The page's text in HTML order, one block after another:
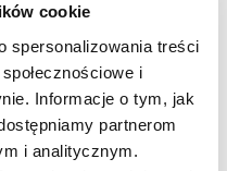
cookie
spersonalizowania treści
i
Informacje o tym, jak
partnerom
i analitycznym.